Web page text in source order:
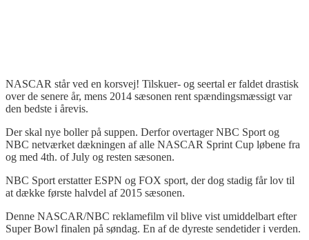
NASCAR står ved en korsvej! Tilskuer- og seertal er faldet drastisk
over de senere år, mens 2014 sæsonen rent spændingsmæssigt var
den bedste i årevis.
Der skal nye boller på suppen. Derfor overtager NBC Sport og
NBC netværket dækningen af alle NASCAR Sprint Cup løbene fra
og med 4th. of July og resten sæsonen.
NBC Sport erstatter ESPN og FOX sport, der dog stadig får lov til
at dække første halvdel af 2015 sæsonen.
Denne NASCAR/NBC reklamefilm vil blive vist umiddelbart efter
Super Bowl finalen på søndag. En af de dyreste sendetider i verden.